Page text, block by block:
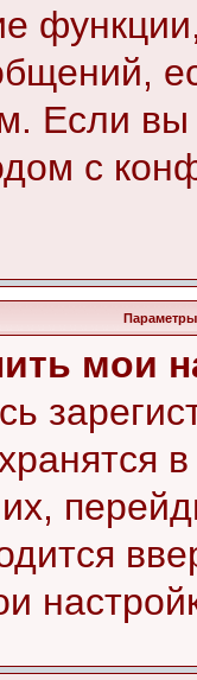
Если
с
Параметры
мои